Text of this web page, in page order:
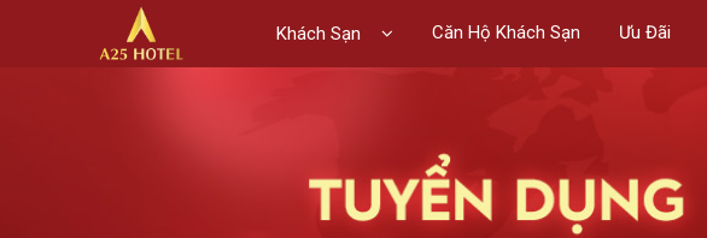
Khách Sạn Căn Hộ Khách Sạn Ưu Đãi